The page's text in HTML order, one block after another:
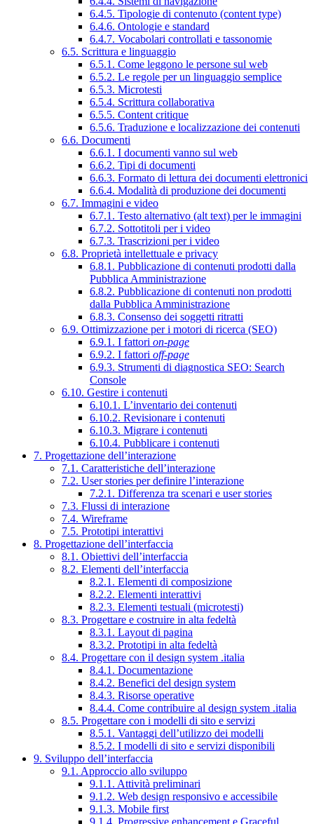
6.4.5. Tipologie di contenuto (content type)
6.4.6. Ontologie e standard
6.4.7. Vocabolari controllati e tassonomie
6.5. Scrittura e linguaggio
6.5.1. Come leggono le persone sul web
6.5.2. Le regole per un linguaggio semplice
6.5.3. Microtesti
6.5.4. Scrittura collaborativa
6.5.5. Content critique
6.5.6. Traduzione e localizzazione dei contenuti
6.6. Documenti
6.6.1. I documenti vanno sul web
6.6.2. Tipi di documenti
6.6.3. Formato di lettura dei documenti elettronici
6.6.4. Modalità di produzione dei documenti
6.7. Immagini e video
6.7.1. Testo alternativo (alt text) per le immagini
6.7.2. Sottotitoli per i video
6.7.3. Trascrizioni per i video
6.8. Proprietà intellettuale e privacy
6.8.1. Pubblicazione di contenuti prodotti dalla
Pubblica Amministrazione
6.8.2. Pubblicazione di contenuti non prodotti
dalla Pubblica Amministrazione
6.8.3. Consenso dei soggetti ritratti
6.9. Ottimizzazione per i motori di ricerca (SEO)
6.9.1. I fattori on-page
6.9.2. I fattori off-page
6.9.3. Strumenti di diagnostica SEO: Search
Console
6.10. Gestire i contenuti
6.10.1. L’inventario dei contenuti
6.10.2. Revisionare i contenuti
6.10.3. Migrare i contenuti
6.10.4. Pubblicare i contenuti
7. Progettazione dell’interazione
7.1. Caratteristiche dell’interazione
7.2. User stories per definire l’interazione
7.2.1. Differenza tra scenari e user stories
7.3. Flussi di interazione
7.4. Wireframe
7.5. Prototipi interattivi
8. Progettazione dell’interfaccia
8.1. Obiettivi dell’interfaccia
8.2. Elementi dell’interfaccia
8.2.1. Elementi di composizione
8.2.2. Elementi interattivi
8.2.3. Elementi testuali (microtesti)
8.3. Progettare e costruire in alta fedeltà
8.3.1. Layout di pagina
8.3.2. Prototipi in alta fedeltà
8.4. Progettare con il design system .italia
8.4.1. Documentazione
8.4.2. Benefici del design system
8.4.3. Risorse operative
8.4.4. Come contribuire al design system .italia
8.5. Progettare con i modelli di sito e servizi
8.5.1. Vantaggi dell’utilizzo dei modelli
8.5.2. I modelli di sito e servizi disponibili
9. Sviluppo dell’interfaccia
9.1. Approccio allo sviluppo
9.1.1. Attività preliminari
9.1.2. Web design responsivo e accessibile
9.1.3. Mobile first
9.1.4. Progressive enhancement e Graceful